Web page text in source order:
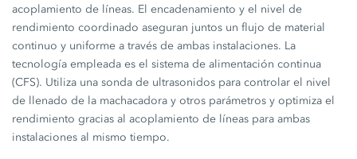
acoplamiento de líneas. El encadenamiento y el nivel de
rendimiento coordinado aseguran juntos un flujo de material
continuo y uniforme a través de ambas instalaciones. La
tecnología empleada es el sistema de alimentación continua
(CFS). Utiliza una sonda de ultrasonidos para controlar el nivel
de llenado de la machacadora y otros parámetros y optimiza el
rendimiento gracias al acoplamiento de líneas para ambas
instalaciones al mismo tiempo.